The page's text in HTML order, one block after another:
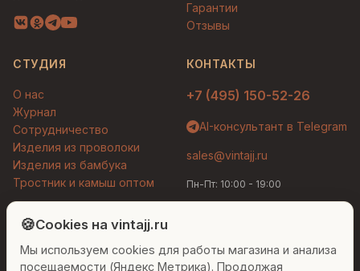
Гарантии
Отзывы
СТУДИЯ
О нас
Журнал
Сотрудничество
Изделия из проволоки
Изделия из бамбука
Тростник и камыш оптом
КОНТАКТЫ
+7 (495) 150-52-26
AI-консультант в Telegram
sales@vintajj.ru
Пн-Пт: 10:00 - 19:00
© 2026 Vintajj. Все права защищены.
Договор оферты
Политика конфиденциальности
🍪Cookies на vintajj.ru
Мы используем cookies для работы магазина и анализа
посещаемости (Яндекс Метрика). Продолжая
Людмила
Привет! Я Людмила, ваш персональный
консультант по декору. Чем могу помочь?